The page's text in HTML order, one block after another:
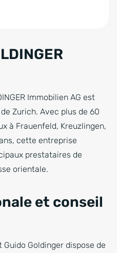
Immobilien AG est
Zurich. Avec plus de 60
à Frauenfeld, Kreuzlingen,
cette entreprise
prestataires de
orientale.
et conseil
Guido Goldinger dispose de